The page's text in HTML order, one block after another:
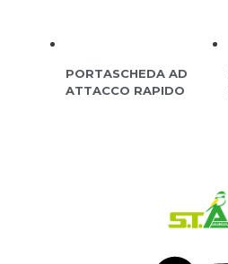
PORTASCHEDA AD
ATTACCO RAPIDO